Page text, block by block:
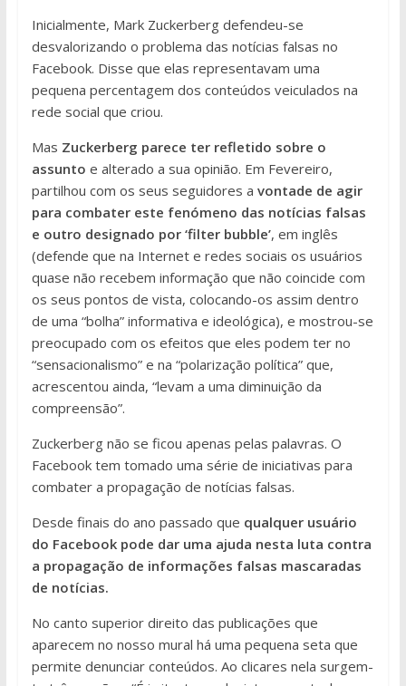
Inicialmente, Mark Zuckerberg defendeu-se
desvalorizando o problema das notícias falsas no
Facebook. Disse que elas representavam uma
pequena percentagem dos conteúdos veiculados na
rede social que criou.
Mas Zuckerberg parece ter refletido sobre o
assunto e alterado a sua opinião. Em Fevereiro,
partilhou com os seus seguidores a vontade de agir
para combater este fenómeno das notícias falsas
e outro designado por ‘filter bubble’, em inglês
(defende que na Internet e redes sociais os usuários
quase não recebem informação que não coincide com
os seus pontos de vista, colocando-os assim dentro
de uma “bolha” informativa e ideológica), e mostrou-se
preocupado com os efeitos que eles podem ter no
“sensacionalismo” e na “polarização política” que,
acrescentou ainda, “levam a uma diminuição da
compreensão”.
Zuckerberg não se ficou apenas pelas palavras. O
Facebook tem tomado uma série de iniciativas para
combater a propagação de notícias falsas.
Desde finais do ano passado que qualquer usuário
do Facebook pode dar uma ajuda nesta luta contra
a propagação de informações falsas mascaradas
de notícias.
No canto superior direito das publicações que
aparecem no nosso mural há uma pequena seta que
permite denunciar conteúdos. Ao clicares nela surgem-